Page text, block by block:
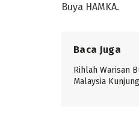
Buya HAMKA.
Baca Juga
Rihlah Warisan
Malaysia